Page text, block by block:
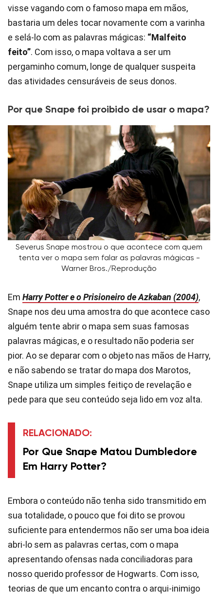
visse vagando com o famoso mapa em mãos,
bastaria um deles tocar novamente com a varinha
e selá-lo com as palavras mágicas: “Malfeito
feito”. Com isso, o mapa voltava a ser um
pergaminho comum, longe de qualquer suspeita
das atividades censuráveis de seus donos.
Por que Snape foi proibido de usar o mapa?
Severus Snape mostrou o que acontece com quem
tenta ver o mapa sem falar as palavras mágicas -
Warner Bros./Reprodução
Em Harry Potter e o Prisioneiro de Azkaban (2004),
Snape nos deu uma amostra do que acontece caso
alguém tente abrir o mapa sem suas famosas
palavras mágicas, e o resultado não poderia ser
pior. Ao se deparar com o objeto nas mãos de Harry,
e não sabendo se tratar do mapa dos Marotos,
Snape utiliza um simples feitiço de revelação e
pede para que seu conteúdo seja lido em voz alta.
RELACIONADO:
Por Que Snape Matou Dumbledore
Em Harry Potter?
Embora o conteúdo não tenha sido transmitido em
sua totalidade, o pouco que foi dito se provou
suficiente para entendermos não ser uma boa ideia
abri-lo sem as palavras certas, com o mapa
apresentando ofensas nada conciliadoras para
nosso querido professor de Hogwarts. Com isso,
teorias de que um encanto contra o arqui-inimigo